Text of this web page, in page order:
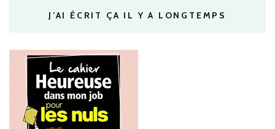
J’AI ÉCRIT ÇA IL Y A LONGTEMPS